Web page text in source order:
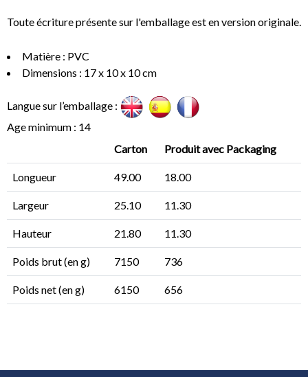
Toute écriture présente sur l'emballage est en version originale.
Matière : PVC
Dimensions : 17 x 10 x 10 cm
Langue sur l’emballage :
Age minimum : 14
Carton
Produit avec Packaging
Longueur 49.00 18.00
Largeur 25.10 11.30
Hauteur 21.80 11.30
Poids brut (en g) 7150 736
Poids net (en g) 6150 656